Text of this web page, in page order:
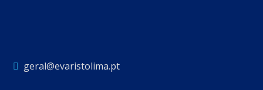
geral@evaristolima.pt